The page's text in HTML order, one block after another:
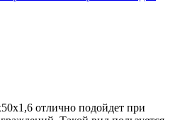
отлично подойдет при